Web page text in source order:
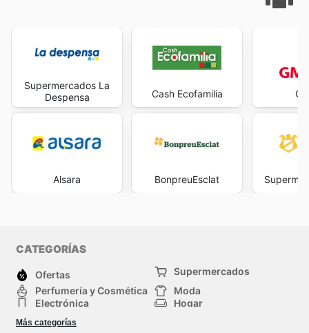
Supermercados La
Despensa
Alsara
Cash Ecofamilia
BonpreuEsclat
CATEGORÍAS
Ofertas
Supermercados
Perfumería y Cosmética
Moda
Electrónica
Hogar
Deporte
Juguetes y bebés
Más categorías